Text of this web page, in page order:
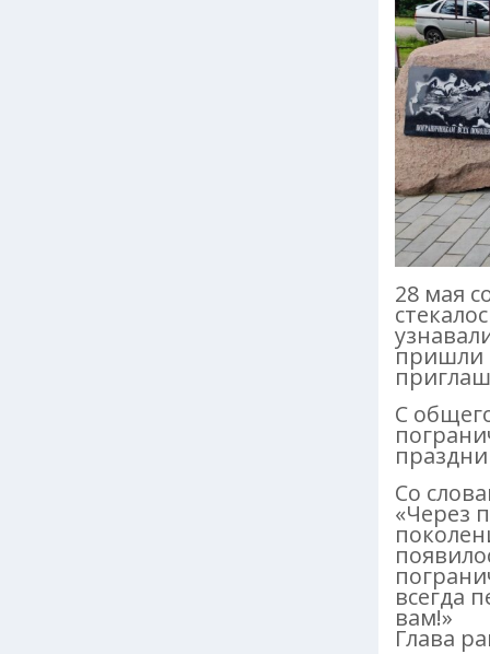
28 мая
пришли
С
Со
«Через
всегда
вам!»
Глава